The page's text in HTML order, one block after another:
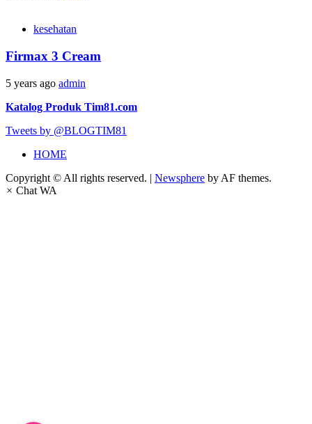
kesehatan
Firmax 3 Cream
5 years ago admin
Katalog Produk Tim81.com
Tweets by @BLOGTIM81
HOME
Copyright © All rights reserved. | Newsphere by AF themes.
× Chat WA